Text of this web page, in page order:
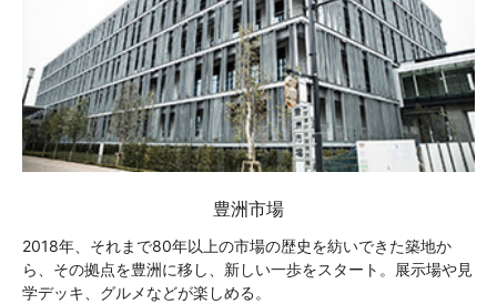
豊洲市場
2018年、それまで80年以上の市場の歴史を紡いできた築地か
ら、その拠点を豊洲に移し、新しい一歩をスタート。展示場や見
学デッキ、グルメなどが楽しめる。